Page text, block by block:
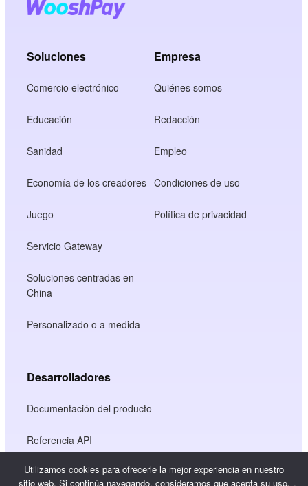
Soluciones
Comercio electrónico
Educación
Sanidad
Economía de los creadores
Juego
Servicio Gateway
Soluciones centradas en
China
Personalizado o a medida
Empresa
Quiénes somos
Redacción
Empleo
Condiciones de uso
Política de privacidad
Desarrolladores
Documentación del producto
Referencia API
Referencia JS SDK
Utilizamos cookies para ofrecerle la mejor experiencia en nuestro
sitio web. Si continúa navegando, consideramos que acepta su uso.